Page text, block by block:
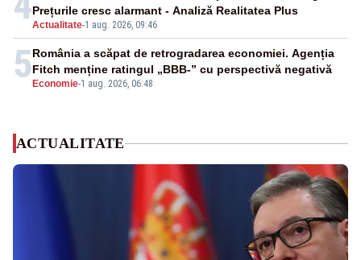
Actualitate-1 aug. 2026, 09:46
Prețurile cresc alarmant - Analiză Realitatea Plus
5 Economie-1 aug. 2026, 06:48
România a scăpat de retrogradarea economiei. Agenția
Fitch menține ratingul „BBB-” cu perspectivă negativă
ACTUALITATE